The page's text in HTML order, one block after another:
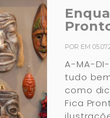
POR EM
A-MA-
tudo
como
Fica